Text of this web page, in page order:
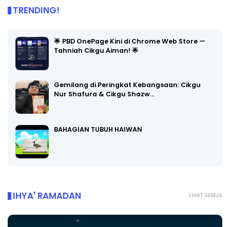
TRENDING!
🌟 PBD OnePage Kini di Chrome Web Store —
Tahniah Cikgu Aiman! 🌟
Gemilang di Peringkat Kebangsaan: Cikgu
Nur Shafura & Cikgu Shazw…
BAHAGIAN TUBUH HAIWAN
LIHAT SEMUA
IHYA' RAMADAN